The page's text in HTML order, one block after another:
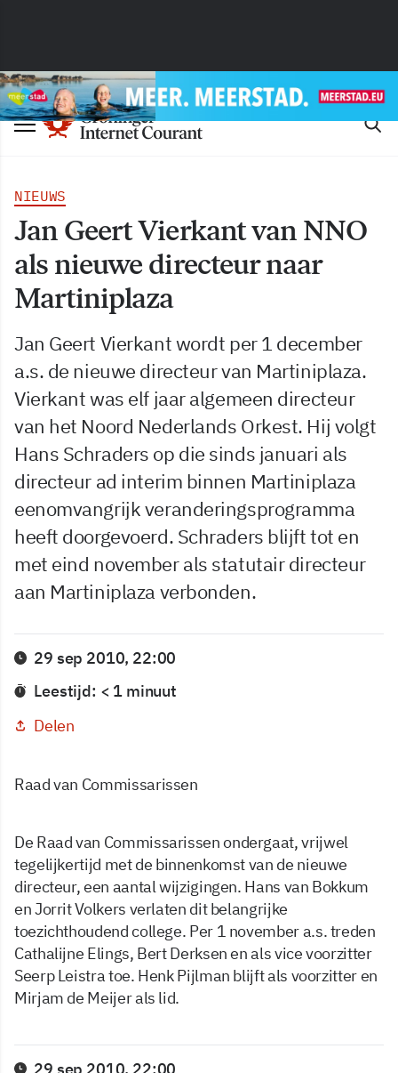
NIEUWS
Jan Geert Vierkant van NNO
als nieuwe directeur naar
Martiniplaza
Jan Geert Vierkant wordt per 1 december
a.s. de nieuwe directeur van Martiniplaza.
Vierkant was elf jaar algemeen directeur
van het Noord Nederlands Orkest. Hij volgt
Hans Schraders op die sinds januari als
directeur ad interim binnen Martiniplaza
eenomvangrijk veranderingsprogramma
heeft doorgevoerd. Schraders blijft tot en
met eind november als statutair directeur
aan Martiniplaza verbonden.
29 sep 2010, 22:00
Leestijd: < 1 minuut
Delen
Raad van Commissarissen
De Raad van Commissarissen ondergaat, vrijwel
tegelijkertijd met de binnenkomst van de nieuwe
directeur, een aantal wijzigingen. Hans van Bokkum
en Jorrit Volkers verlaten dit belangrijke
toezichthoudend college. Per 1 november a.s. treden
Cathalijne Elings, Bert Derksen en als vice voorzitter
Seerp Leistra toe. Henk Pijlman blijft als voorzitter en
Mirjam de Meijer als lid.
29 sep 2010, 22:00